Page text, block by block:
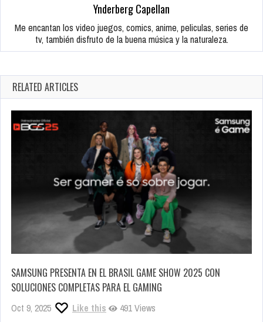
Ynderberg Capellan
Me encantan los video juegos, comics, anime, peliculas, series de
tv, también disfruto de la buena música y la naturaleza.
RELATED ARTICLES
SAMSUNG PRESENTA EN EL BRASIL GAME SHOW 2025 CON
SOLUCIONES COMPLETAS PARA EL GAMING
Oct 9, 2025 Like this 491 Views